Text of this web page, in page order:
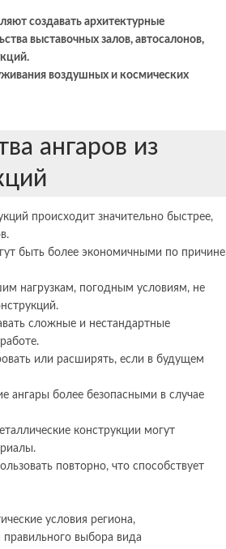
создавать архитектурные
выставочных залов, автосалонов,
воздушных и космических
ангаров из
происходит значительно быстрее,
быть более экономичными по причине
нагрузкам, погодным условиям, не
сложные и нестандартные
или расширять, если в будущем
ангары более безопасными в случае
конструкции могут
повторно, что способствует
условия региона,
правильного выбора вида